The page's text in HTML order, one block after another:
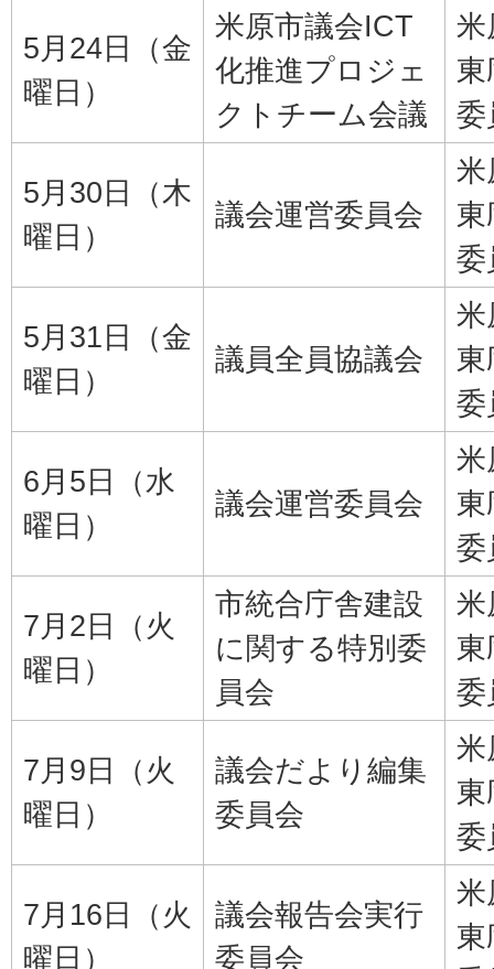
5月24日（金
曜日）
米原市議会ICT
化推進プロジェ
クトチーム会議
米
東
委
5月30日（木
曜日）
議会運営委員会
米
東
委
5月31日（金
曜日）
議員全員協議会
米
東
委
6月5日（水
曜日）
議会運営委員会
米
東
委
7月2日（火
曜日）
市統合庁舎建設
に関する特別委
員会
米
東
委
7月9日（火
曜日）
議会だより編集
委員会
米
東
委
7月16日（火
曜日）
議会報告会実行
委員会
米
東